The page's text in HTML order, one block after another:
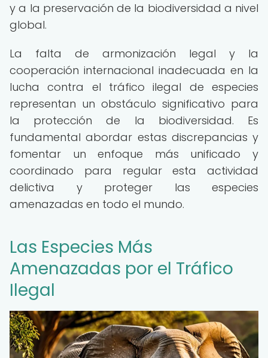
y a la preservación de la biodiversidad a nivel
global.
La falta de armonización legal y la
cooperación internacional inadecuada en la
lucha contra el tráfico ilegal de especies
representan un obstáculo significativo para
la protección de la biodiversidad. Es
fundamental abordar estas discrepancias y
fomentar un enfoque más unificado y
coordinado para regular esta actividad
delictiva y proteger las especies
amenazadas en todo el mundo.
Las Especies Más
Amenazadas por el Tráfico
Ilegal